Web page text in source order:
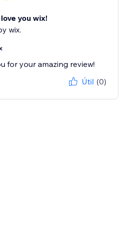
you wix!
wix.
for your amazing review!
Útil (0)